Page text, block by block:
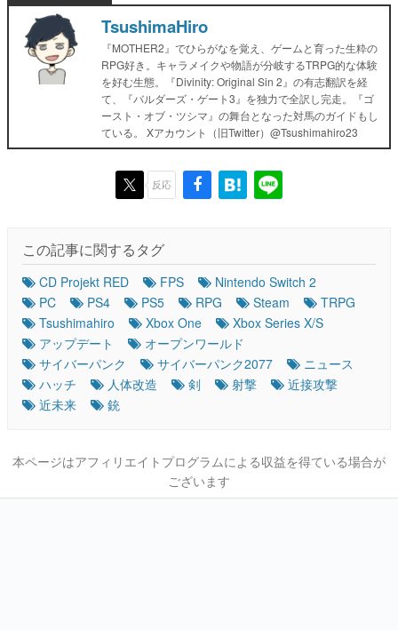
TsushimaHiro
『MOTHER2』でひらがなを覚え、ゲームと育った生粋の
RPG好き。キャラメイクや物語が分岐するTRPG的な体験
を好む生態。『Divinity: Original Sin 2』の有志翻訳を経
て、『バルダーズ・ゲート3』を独力で全訳し完走。『ゴ
ースト・オブ・ツシマ』の舞台となった対馬のガイドもし
ている。 Xアカウント（旧Twitter）@Tsushimahiro23
反応
この記事に関するタグ
CD Projekt RED FPS
Nintendo Switch 2
PC
PS4 PS5 RPG Steam
TRPG
Tsushimahiro
Xbox One
Xbox Series X/S
アップデート
オープンワールド
サイバーパンク
サイバーパンク2077
ニュース
ハッチ
人体改造 剣 射撃
近接攻撃
近未来
銃
本ページはアフィリエイトプログラムによる収益を得ている場合が
ございます